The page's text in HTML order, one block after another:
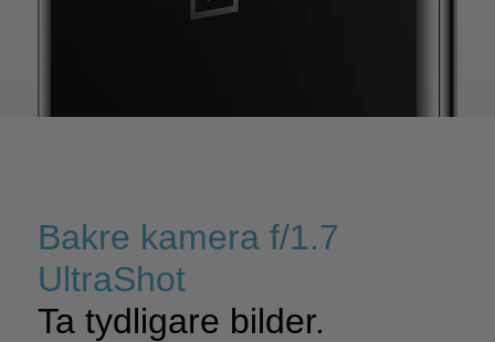
Bakre kamera f/1.7
UltraShot
Ta tydligare bilder.